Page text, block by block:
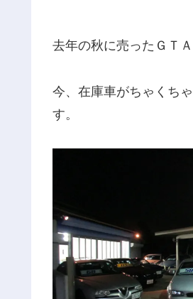
去年の秋に売ったＧＴ
今、在庫車がちゃくち
す。